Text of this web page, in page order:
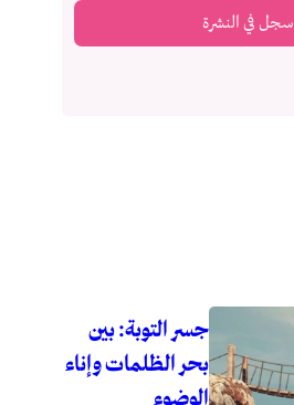
سجل في النشرة
جسر التوبة: بين
بحر الظلمات وإناء
الوضوء